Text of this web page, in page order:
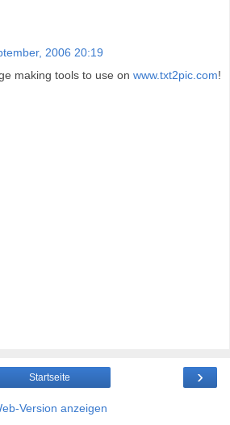
2006 20:19
making tools to use on www.txt2pic.com!
›
Startseite
Version anzeigen